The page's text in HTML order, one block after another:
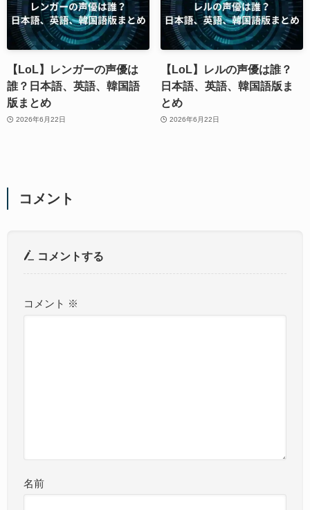
【LoL】レンガーの声優は
誰？日本語、英語、韓国語
版まとめ
2026年6月22日
【LoL】レルの声優は誰？
日本語、英語、韓国語版ま
とめ
2026年6月22日
コメント
コメントする
コメント ※
名前